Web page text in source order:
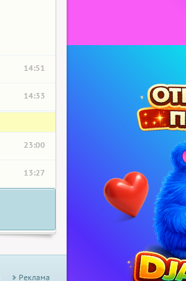
14:51
14:33
23:00
13:27
Реклама